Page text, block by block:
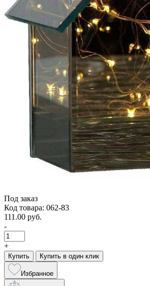
Под заказ
Код товара: 062-83
111.00 руб.
-
+
Купить Купить в один клик
Избранное